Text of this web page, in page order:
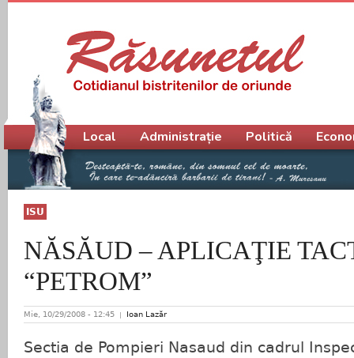
ISU
NĂSĂUD – APLICAŢIE
“PETROM”
Mie, 10/29/2008 - 12:45 Ioan Lazăr
Sectia de Pompieri Nasaud din cadrul
Meniu principal
Local Administrație Politică